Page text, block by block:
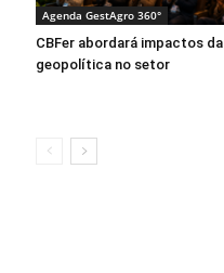
Agenda GestAgro 360°
CBFer abordará impactos da
geopolítica no setor